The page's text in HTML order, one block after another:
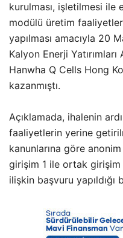
kurulması, işletilmesi ile
modülü üretim
yapılması amacıyla 20
Kalyon Enerji
Hanwha Q Cells Hong
kazanmıştı.
Açıklamada, ihalenin
faaliyetlerin yerine
kanunlarına göre
girişim 1 ile ortak girişim
ilişkin başvuru yapıldığı